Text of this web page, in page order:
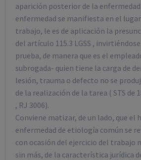
aparición posterior de la
enfermedad se manifiesta en el
trabajo, le es de aplicación la
del artículo 115.3 LGSS ,
prueba, de manera que es el
subrogada- quien tiene la carga de
lesión, trauma o defecto no se
de la realización de la tarea ( STS de
, RJ 3006).
Conviene matizar, de un lado, que el
enfermedad de etiología común se
con ocasión del ejercicio del trabajo
sin más, de la característica jurídica